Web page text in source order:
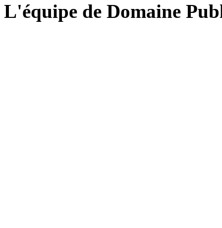
L'équipe de Domaine